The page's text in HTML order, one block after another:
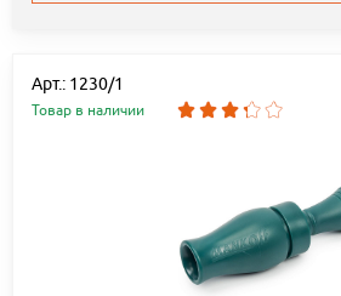
Арт.: 1230/1
Товар в наличии